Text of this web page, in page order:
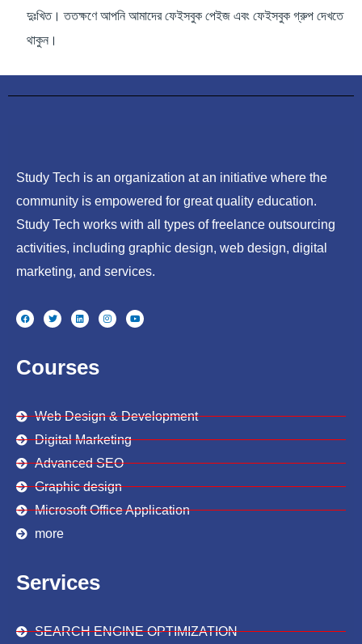
দুঃখিত। ততক্ষণে আপনি আমাদের ফেইসবুক পেইজ এবং ফেইসবুক গ্রুপ দেখতে
থাকুন।
Study Tech is an organization at an initiative where the
community is empowered for great quality education.
Study Tech works with all types of freelance outsourcing
activities, including graphic design, web design, digital
marketing, and services.
F
a
c
o
k
T
w
i
r
L
i
n
i
n
I
n
s
Y
o
u
Courses
Web Design & Development
Digital Marketing
Advanced SEO
Graphic design
Microsoft Office Application
more
Services
SEARCH ENGINE OPTIMIZATION